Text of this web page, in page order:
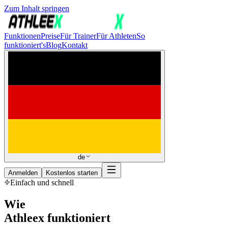
Zum Inhalt springen
FunktionenPreiseFür TrainerFür AthletenSo
funktioniert'sBlogKontakt
de
Anmelden Kostenlos starten
Einfach und schnell
Wie
Athleex funktioniert